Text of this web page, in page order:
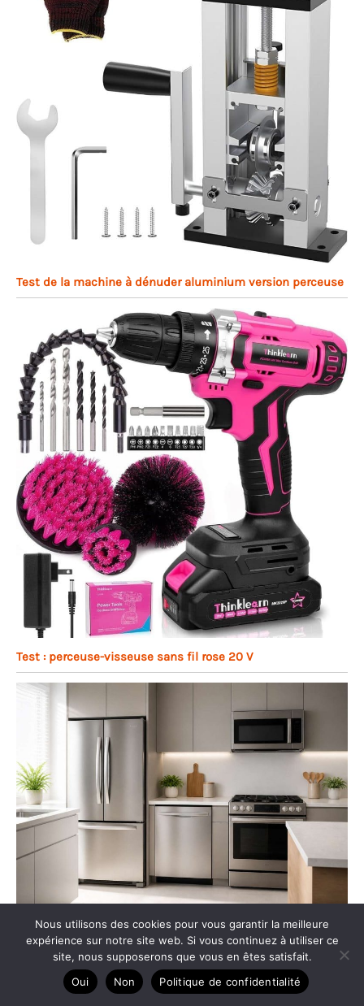
Test de la machine à dénuder aluminium version perceuse
Test : perceuse-visseuse sans fil rose 20 V
Comment choisir un électroménager économique ?
Nous utilisons des cookies pour vous garantir la meilleure
expérience sur notre site web. Si vous continuez à utiliser ce
site, nous supposerons que vous en êtes satisfait.
Oui
Non Politique de confidentialité